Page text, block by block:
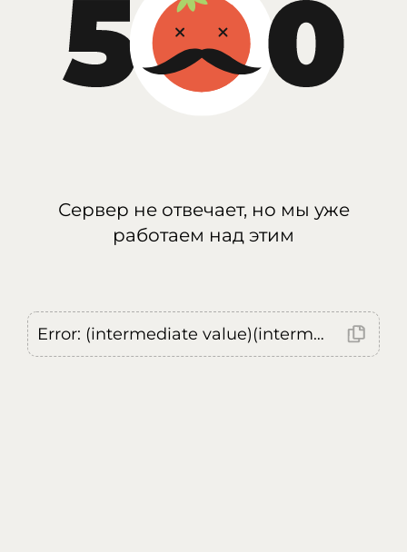
Сервер не отвечает, но мы уже
работаем над этим
Error: (intermediate value)(intermediate value)(intermediate value).replaceAll is not a function